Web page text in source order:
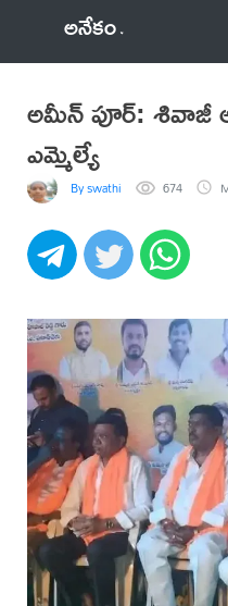
అనేకం
అమీన్ పూర్: శివాజీ
ఎమ్మెల్యే
By swathi 674